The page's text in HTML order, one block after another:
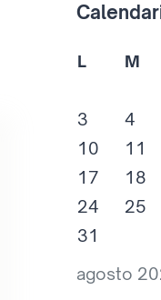
agosto
L M
3
4
10
11
17
18
24
25
31